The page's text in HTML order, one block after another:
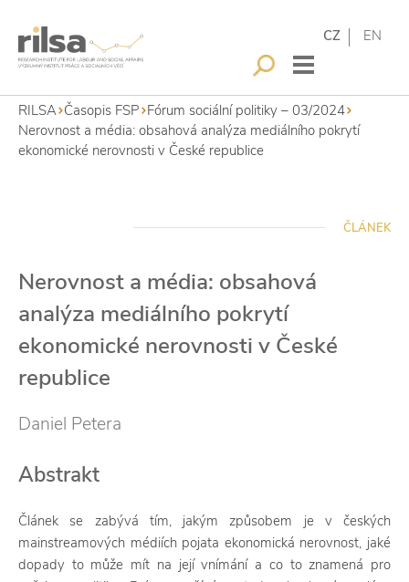
CZ EN
RILSA Časopis FSP Fórum sociální politiky – 03/2024
Nerovnost a média: obsahová analýza mediálního pokrytí
ekonomické nerovnosti v České republice
ČLÁNEK
Nerovnost a média: obsahová
analýza mediálního pokrytí
ekonomické nerovnosti v České
republice
Daniel Petera
Abstrakt
Článek se zabývá tím, jakým způsobem je v českých
mainstreamových médiích pojata ekonomická nerovnost, jaké
dopady to může mít na její vnímání a co to znamená pro